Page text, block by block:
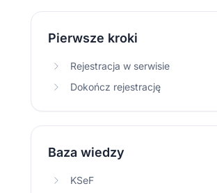
Pierwsze kroki
Rejestracja w serwisie
Dokończ rejestrację
Baza wiedzy
KSeF